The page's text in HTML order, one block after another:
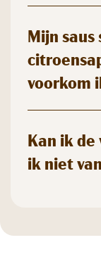
Mijn
voorkom
Kan ik de
ik niet